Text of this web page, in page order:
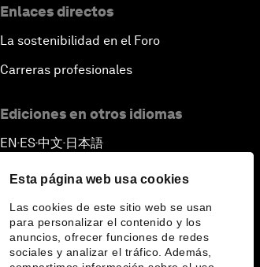
Esta página web usa cookies
Las cookies de este sitio web se usan
para personalizar el contenido y los
anuncios, ofrecer funciones de redes
sociales y analizar el tráfico. Además,
Enlaces directos
La sostenibilidad en el Foro
Carreras profesionales
Ediciones en otros idiomas
EN ▪ ES▪中文▪ 日本語